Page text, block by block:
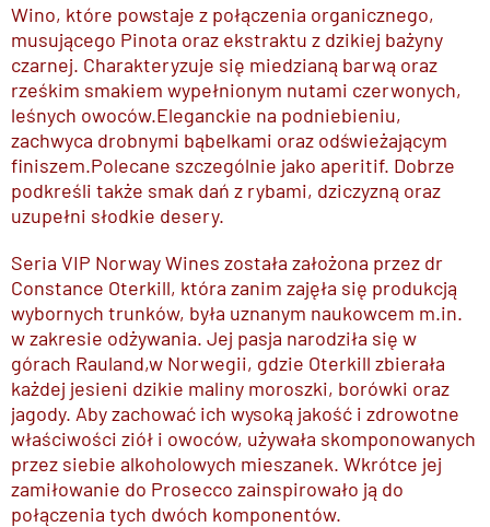
Wino, które powstaje z połączenia organicznego,
musującego Pinota oraz ekstraktu z dzikiej bażyny
czarnej. Charakteryzuje się miedzianą barwą oraz
rześkim smakiem wypełnionym nutami czerwonych,
leśnych owoców.Eleganckie na podniebieniu,
zachwyca drobnymi bąbelkami oraz odświeżającym
finiszem.Polecane szczególnie jako aperitif. Dobrze
podkreśli także smak dań z rybami, dziczyzną oraz
uzupełni słodkie desery.
Seria VIP Norway Wines została założona przez dr
Constance Oterkill, która zanim zajęła się produkcją
wybornych trunków, była uznanym naukowcem m.in.
w zakresie odżywania. Jej pasja narodziła się w
górach Rauland,w Norwegii, gdzie Oterkill zbierała
każdej jesieni dzikie maliny moroszki, borówki oraz
jagody. Aby zachować ich wysoką jakość i zdrowotne
właściwości ziół i owoców, używała skomponowanych
przez siebie alkoholowych mieszanek. Wkrótce jej
zamiłowanie do Prosecco zainspirowało ją do
połączenia tych dwóch komponentów.